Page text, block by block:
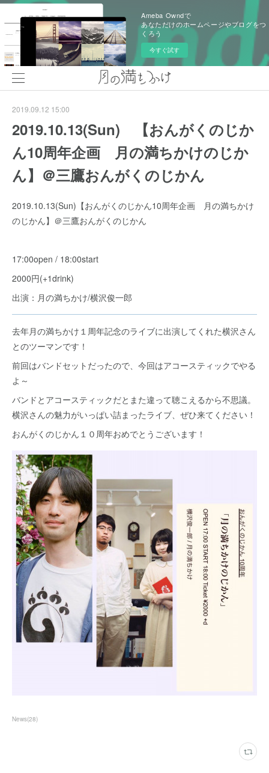
Ameba Owndで
あなただけのホームページやブログをつ
くろう
今すぐ試す
2019.09.12 15:00
2019.10.13(Sun) 【おんがくのじか
ん10周年企画 月の満ちかけのじか
ん】＠三鷹おんがくのじかん
2019.10.13(Sun)【おんがくのじかん10周年企画 月の満ちかけ
のじかん】＠三鷹おんがくのじかん
17:00open / 18:00start
2000円(+1drink)
出演：月の満ちかけ/横沢俊一郎
去年月の満ちかけ１周年記念のライブに出演してくれた横沢さん
とのツーマンです！
前回はバンドセットだったので、今回はアコースティックでやる
よ～
バンドとアコースティックだとまた違って聴こえるから不思議。
横沢さんの魅力がいっぱい詰まったライブ、ぜひ来てください！
おんがくのじかん１０周年おめでとうございます！
News(28)